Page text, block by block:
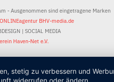
- Ausgenommen sind eingetragene Marken
ONLINEagentur BHV-media.de
| SOCIAL MEDIA
Haven-Net e.V.
stetig zu verbessern und
widerrufen oder ändern.